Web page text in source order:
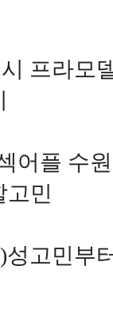
프라모
어플 수
고민
고민부